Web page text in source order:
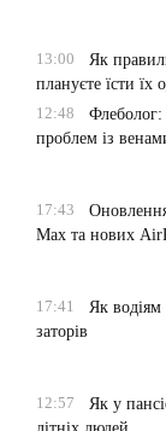
13:00
Як
плануєте їсти їх
12:48
Флеболог:
проблем із
17:43
Max та нових
17:41
Як водіям
заторів
12:57
Як у